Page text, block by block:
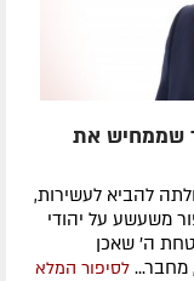
שממחיש את
להביא לעשירות,
משעשע על יהודי
ה' שאכן
מחבר... לסיפור המלא